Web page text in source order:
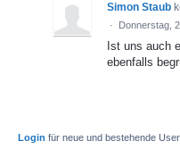
Simon Staub
· Donnerstag,
Ist uns auch
ebenfalls
Login für neue und bestehende User